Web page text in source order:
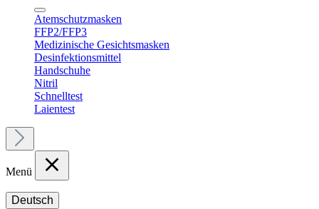
Atemschutzmasken
FFP2/FFP3
Medizinische Gesichtsmasken
Desinfektionsmittel
Handschuhe
Nitril
Schnelltest
Laientest
Menü
Deutsch